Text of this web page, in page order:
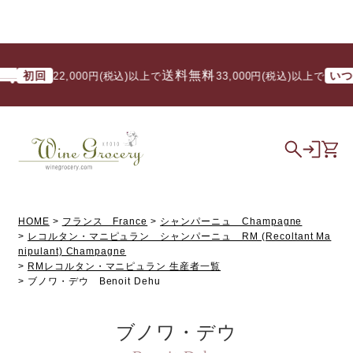
初回 22,000円(税込)以上で送料無料/ 33,000円(税込)以上で いつで
HOME フランス France
シャンパーニュ Champagne
レコルタン・マニピュラン シャンパーニュ RM (Recoltant Ma
nipulant) Champagne
RMレコルタン・マニピュラン 生産者一覧
ブノワ・デウ Benoit Dehu
ブノワ・デウ